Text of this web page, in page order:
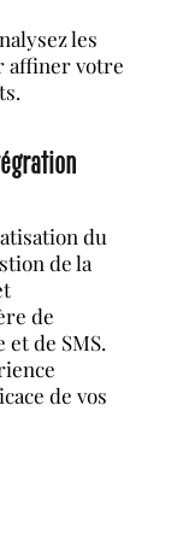
les
affiner votre
du
de la
de
de SMS.
de vos